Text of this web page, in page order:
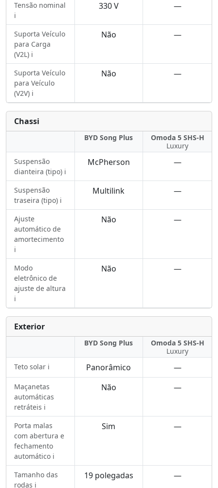
Tensão nominal
ℹ️
330 V —
Suporta Veículo
para Carga
(V2L) ℹ️
Não —
Suporta Veículo
para Veículo
(V2V) ℹ️
Não —
Chassi
BYD Song Plus
Omoda 5 SHS-H
Luxury
Suspensão
dianteira (tipo) ℹ️
McPherson —
Suspensão
traseira (tipo) ℹ️
Multilink —
Ajuste
automático de
amortecimento
ℹ️
Não —
Modo
eletrônico de
ajuste de altura
ℹ️
Não —
Exterior
BYD Song Plus
Omoda 5 SHS-H
Luxury
Teto solar ℹ️
Panorâmico —
Maçanetas
automáticas
retráteis ℹ️
Não —
Porta malas
com abertura e
fechamento
automático ℹ️
Sim —
Tamanho das
rodas ℹ️
19 polegadas —